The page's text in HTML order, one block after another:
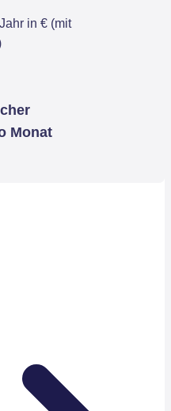
in € (mit
Monat